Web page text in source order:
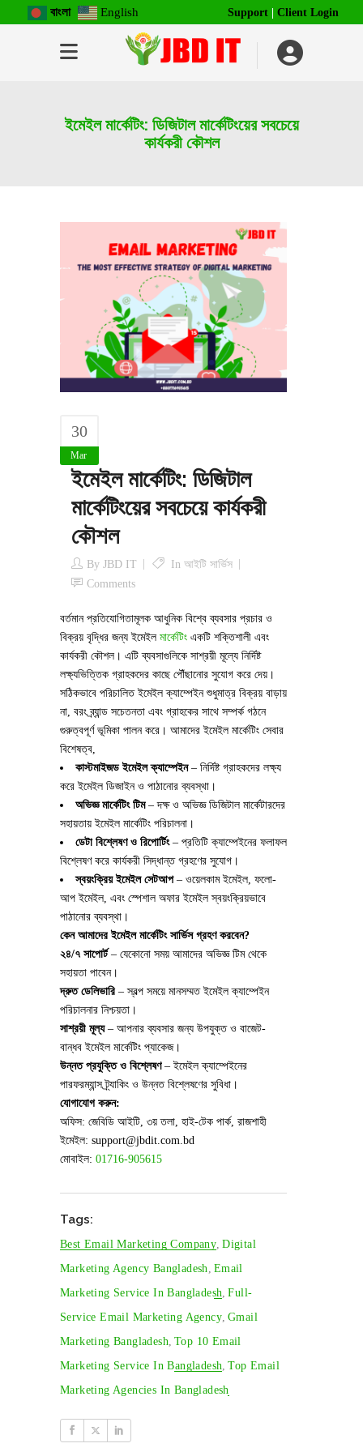
বাংলা English Support Client Login
ইমেইল মার্কেটিং: ডিজিটাল মার্কেটিংয়ের সবচেয়ে
কার্যকরী কৌশল
30
Mar
ইমেইল মার্কেটিং: ডিজিটাল
মার্কেটিংয়ের সবচেয়ে কার্যকরী
কৌশল
By JBD IT In আইটি সার্ভিস
Comments
বর্তমান প্রতিযোগিতামূলক আধুনিক বিশ্বে ব্যবসার প্রচার ও
বিক্রয় বৃদ্ধির জন্য ইমেইল মার্কেটিং একটি শক্তিশালী এবং
কার্যকরী কৌশল। এটি ব্যবসাগুলিকে সাশ্রয়ী মূল্যে নির্দিষ্ট
লক্ষ্যভিত্তিক গ্রাহকদের কাছে পৌঁছানোর সুযোগ করে দেয়।
সঠিকভাবে পরিচালিত ইমেইল ক্যাম্পেইন শুধুমাত্র বিক্রয় বাড়ায়
না, বরং ব্র্যান্ড সচেতনতা এবং গ্রাহকের সাথে সম্পর্ক গঠনে
গুরুত্বপূর্ণ ভূমিকা পালন করে। আমাদের ইমেইল মার্কেটিং সেবার
বিশেষত্ব,
কাস্টমাইজড ইমেইল ক্যাম্পেইন– নির্দিষ্ট গ্রাহকদের লক্ষ্য
করে ইমেইল ডিজাইন ও পাঠানোর ব্যবস্থা।
অভিজ্ঞ মার্কেটিং টিম– দক্ষ ও অভিজ্ঞ ডিজিটাল মার্কেটারদের
সহায়তায় ইমেইল মার্কেটিং পরিচালনা।
ডেটা বিশ্লেষণ ও রিপোর্টিং– প্রতিটি ক্যাম্পেইনের ফলাফল
বিশ্লেষণ করে কার্যকরী সিদ্ধান্ত গ্রহণের সুযোগ।
স্বয়ংক্রিয় ইমেইল সেটআপ– ওয়েলকাম ইমেইল, ফলো-
আপ ইমেইল, এবং স্পেশাল অফার ইমেইল স্বয়ংক্রিয়ভাবে
পাঠানোর ব্যবস্থা।
কেন আমাদের ইমেইল মার্কেটিং সার্ভিস গ্রহণ করবেন?
২৪/৭ সাপোর্ট– যেকোনো সময় আমাদের অভিজ্ঞ টিম থেকে
সহায়তা পাবেন।
দ্রুত ডেলিভারি– স্বল্প সময়ে মানসম্মত ইমেইল ক্যাম্পেইন
পরিচালনার নিশ্চয়তা।
সাশ্রয়ী মূল্য– আপনার ব্যবসার জন্য উপযুক্ত ও বাজেট-
বান্ধব ইমেইল মার্কেটিং প্যাকেজ।
উন্নত প্রযুক্তি ও বিশ্লেষণ– ইমেইল ক্যাম্পেইনের
পারফরম্যান্স ট্র্যাকিং ও উন্নত বিশ্লেষণের সুবিধা।
যোগাযোগ করুন:
অফিস: জেবিডি আইটি, ৩য় তলা, হাই-টেক পার্ক, রাজশাহী
ইমেইল: support@jbdit.com.bd
মোবাইল: 01716-905615
Tags:
Best Email Marketing Company, Digital
Marketing Agency Bangladesh, Email
Marketing Service In Bangladesh, Full-
Service Email Marketing Agency, Gmail
Marketing Bangladesh, Top 10 Email
Marketing Service In Bangladesh, Top Email
Marketing Agencies In Bangladesh